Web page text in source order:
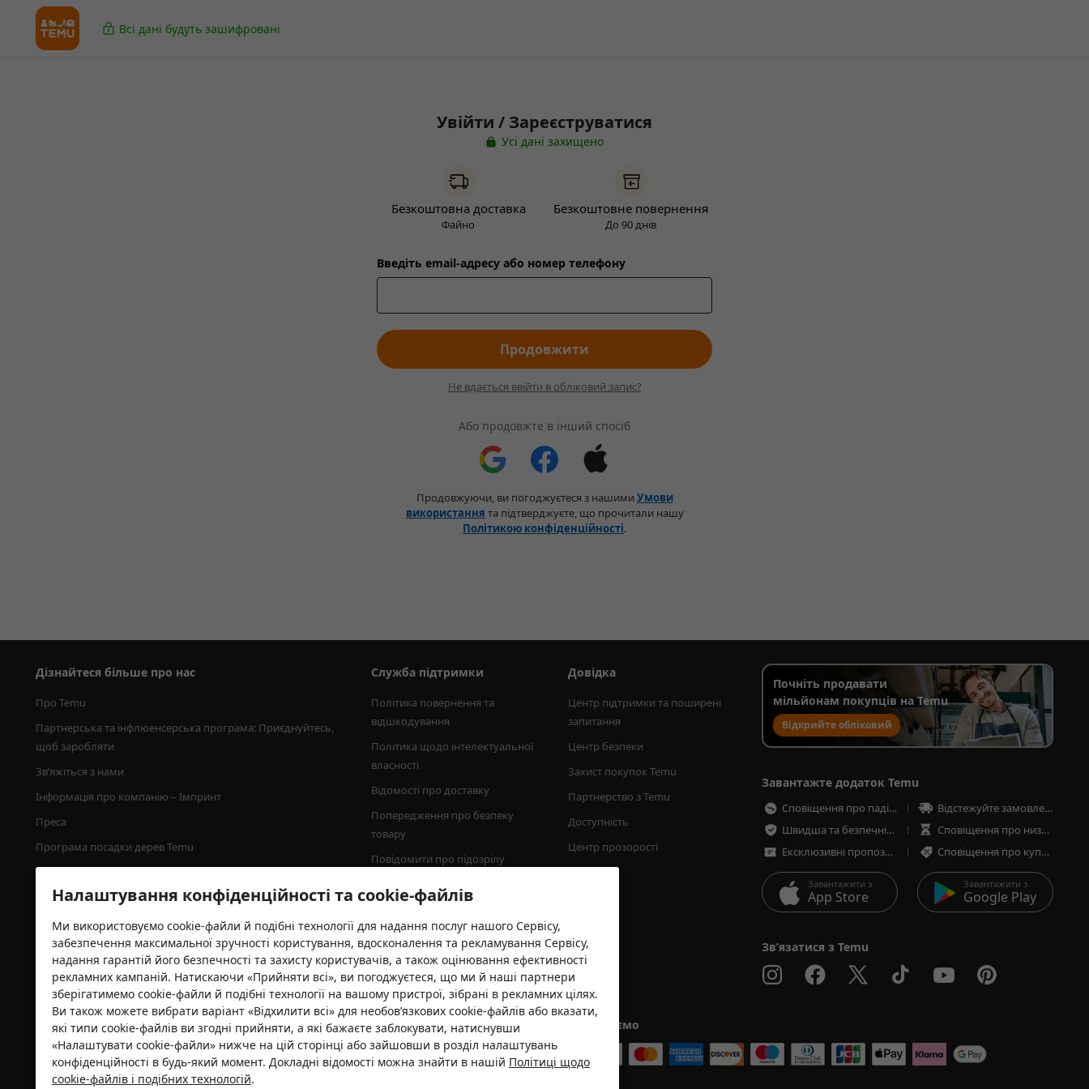
Всі дані будуть зашифровані
Увійти / Зареєструватися
Усі дані захищено
Безкоштовна доставка
Файно
Безкоштовне повернення
До 90 днів
Введіть email-адресу або номер телефону
Продовжити
Не вдається ввійти в обліковий запис?
Або продовжте в інший спосіб
Продовжуючи, ви погоджуєтеся з нашими Умови
використання та підтверджуєте, що прочитали нашу
Політикою конфіденційності.
Дізнайтеся більше про нас
Про Temu
Партнерська та інфлюенсерська програма: Приєднуйтесь,
щоб заробляти
Зв’яжіться з нами
Інформація про компанію – Імпринт
Преса
Програма посадки дерев Temu
Служба підтримки
Політика повернення та
відшкодування
Політика щодо інтелектуальної
власності
Відомості про доставку
Попередження про безпеку
товару
Повідомити про підозрілу
Мінімальна сума замовлення
Довідка
Центр підтримки та поширені
запитання
Центр безпеки
Захист покупок Temu
Партнерство з Temu
Доступність
Центр прозорості
Почніть продавати
мільйонам покупців на Temu
Відкрийте обліковий
запис для продажу
Завантажте додаток Temu
Сповіщення про падіння цін
Відстежуйте замовлення в будь-який час
Швидша та безпечніша оплата
Сповіщення про низькі запаси товарів
Ексклюзивні пропозиції
Сповіщення про купони та пропозиції
Завантажити з
App Store
Завантажити з
Google Play
Зв’язатися з Temu
Сертифікат безпеки Ми приймаємо
Налаштування конфіденційності та cookie-файлів
Ми використовуємо cookie-файли й подібні технології для надання послуг нашого Сервісу,
забезпечення максимальної зручності користування, вдосконалення та рекламування Сервісу,
надання гарантій його безпечності та захисту користувачів, а також оцінювання ефективності
рекламних кампаній. Натискаючи «Прийняти всі», ви погоджуєтеся, що ми й наші партнери
зберігатимемо cookie-файли й подібні технології на вашому пристрої, зібрані в рекламних цілях.
Ви також можете вибрати варіант «Відхилити всі» для необов’язкових cookie-файлів або вказати,
які типи cookie-файлів ви згодні прийняти, а які бажаєте заблокувати, натиснувши
«Налаштувати cookie-файли» нижче на цій сторінці або зайшовши в розділ налаштувань
конфіденційності в будь-який момент. Докладні відомості можна знайти в нашій Політиці щодо
cookie-файлів і подібних технологій.